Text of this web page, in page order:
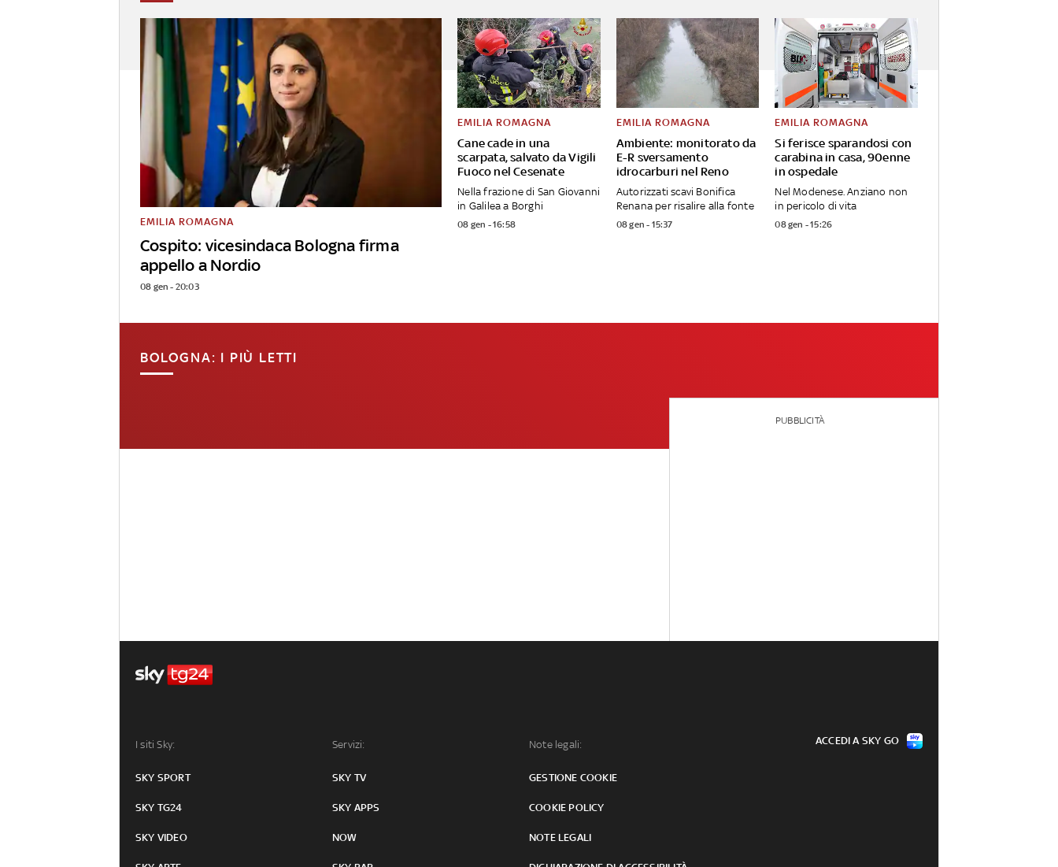
Cospito: vicesindaca Bologna firma
appello a Nordio
EMILIA ROMAGNA
08 gen - 20:03
Cane cade in una
scarpata, salvato da Vigili
Fuoco nel Cesenate
EMILIA ROMAGNA
Nella frazione di San Giovanni
in Galilea a Borghi
08 gen - 16:58
Ambiente: monitorato da
E-R sversamento
idrocarburi nel Reno
EMILIA ROMAGNA
Autorizzati scavi Bonifica
Renana per risalire alla fonte
08 gen - 15:37
Si ferisce sparandosi con
carabina in casa, 90enne
in ospedale
EMILIA ROMAGNA
Nel Modenese. Anziano non
in pericolo di vita
08 gen - 15:26
BOLOGNA: I PIÙ LETTI
PUBBLICITÀ
I siti Sky:
SKY SPORT
SKY TG24
SKY VIDEO
Servizi:
SKY TV
SKY APPS
NOW
Note legali:
GESTIONE COOKIE
COOKIE POLICY
NOTE LEGALI
ACCEDI A SKY GO